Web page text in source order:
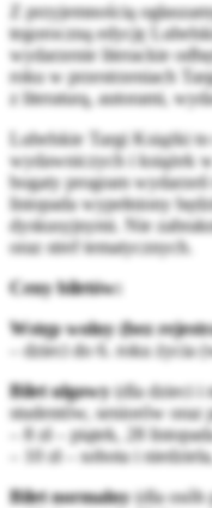
Z przyjemnością
tegoroczną edycję
wydarzenie literackie
roku w przestrzeniach
z literaturą, autorami,
Lubelskie Targi Książki
wydawniczych i książek
bogaty program
listopada wypełniony
dyskusyjnymi. Nie
oraz stref tematycznych.
Ceny biletów:
Wstęp wolny (bez
– dzieci do 6. roku życia
Bilet ulgowy(dla dzieci i
studentów, seniorów
– 8 zł – piątek, 28
– 10 zł – sobota i
Bilet normalny(dla osób